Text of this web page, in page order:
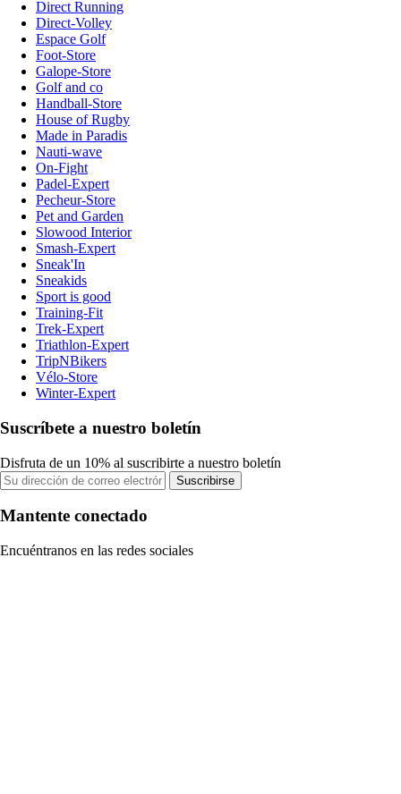
Direct Running
Direct-Volley
Espace Golf
Foot-Store
Galope-Store
Golf and co
Handball-Store
House of Rugby
Made in Paradis
Nauti-wave
On-Fight
Padel-Expert
Pecheur-Store
Pet and Garden
Slowood Interior
Smash-Expert
Sneak'In
Sneakids
Sport is good
Training-Fit
Trek-Expert
Triathlon-Expert
TripNBikers
Vélo-Store
Winter-Expert
Suscríbete a nuestro boletín
Disfruta de un 10% al suscribirte a nuestro boletín
Suscribirse
Mantente conectado
Encuéntranos en las redes sociales